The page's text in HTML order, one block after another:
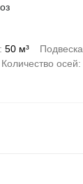
50 м³ Подвеска
Количество осей